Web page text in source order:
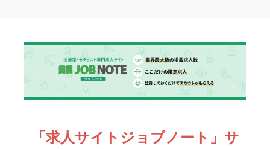
「求人サイトジョブノート」サ